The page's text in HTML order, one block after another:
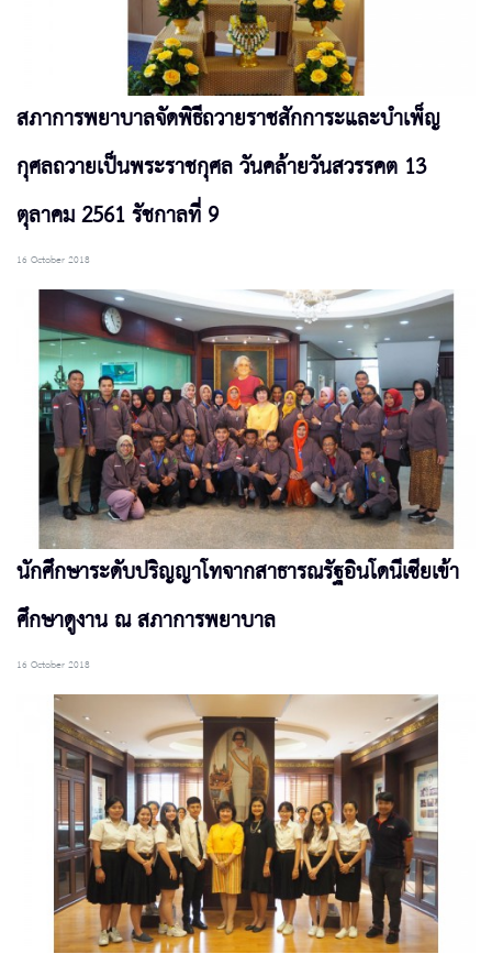
สภาการพยาบาลจัดพิธีถวายราชสักการะและบำเพ็ญ
กุศลถวายเป็นพระราชกุศล วันคล้ายวันสวรรคต 13
ตุลาคม 2561 รัชกาลที่ 9
16 October 2018
นักศึกษาระดับปริญญาโทจากสาธารณรัฐอินโดนีเซียเข้า
ศึกษาดูงาน ณ สภาการพยาบาล
16 October 2018